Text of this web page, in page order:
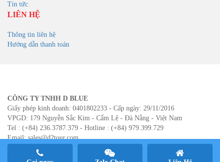
Tin tức
LIÊN HỆ
Thông tin liên hệ
Hướng dẫn thanh toán
CÔNG TY TNHH D BLUE
Giấy phép kinh doanh: 0401802233 - Cấp ngày: 29/11/2016
VPGD: 179 Nguyễn Sắc Kim - Cẩm Lệ - Đà Nẵng - Việt Nam
Tel : (+84) 236.3787.379 - Hotline : (+84) 979.399.729
Email: sales@d2tour.com
Website: www.d2tour.com